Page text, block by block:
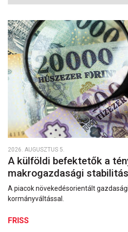
2026. AUGUSZTUS 5.
A külföldi befektetők a
makrogazdasági
A piacok növekedésorientált
kormányváltással.
FRISS